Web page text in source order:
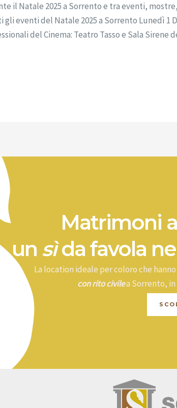
il Natale 2025 a Sorrento e tra eventi,
gli eventi del Natale 2025 a Sorrento Lunedì 1
del Cinema: Teatro Tasso e Sala
Matrimoni
un sìda favola
La location ideale per coloro che
con rito civilea Sorrento, in